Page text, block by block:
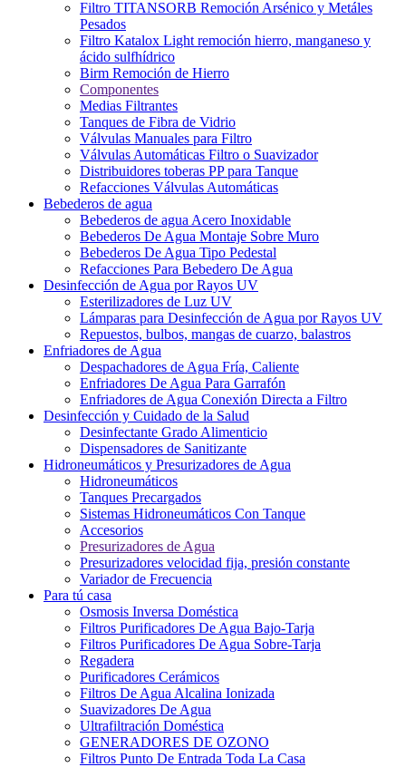
Filtro TITANSORB Remoción Arsénico y Metáles
Pesados
Filtro Katalox Light remoción hierro, manganeso y
ácido sulfhídrico
Birm Remoción de Hierro
Componentes
Medias Filtrantes
Tanques de Fibra de Vidrio
Válvulas Manuales para Filtro
Válvulas Automáticas Filtro o Suavizador
Distribuidores toberas PP para Tanque
Refacciones Válvulas Automáticas
Bebederos de agua
Bebederos de agua Acero Inoxidable
Bebederos De Agua Montaje Sobre Muro
Bebederos De Agua Tipo Pedestal
Refacciones Para Bebedero De Agua
Desinfección de Agua por Rayos UV
Esterilizadores de Luz UV
Lámparas para Desinfección de Agua por Rayos UV
Repuestos, bulbos, mangas de cuarzo, balastros
Enfriadores de Agua
Despachadores de Agua Fría, Caliente
Enfriadores De Agua Para Garrafón
Enfriadores de Agua Conexión Directa a Filtro
Desinfección y Cuidado de la Salud
Desinfectante Grado Alimenticio
Dispensadores de Sanitizante
Hidroneumáticos y Presurizadores de Agua
Hidroneumáticos
Tanques Precargados
Sistemas Hidroneumáticos Con Tanque
Accesorios
Presurizadores de Agua
Presurizadores velocidad fija, presión constante
Variador de Frecuencia
Para tú casa
Osmosis Inversa Doméstica
Filtros Purificadores De Agua Bajo-Tarja
Filtros Purificadores De Agua Sobre-Tarja
Regadera
Purificadores Cerámicos
Filtros De Agua Alcalina Ionizada
Suavizadores De Agua
Ultrafiltración Doméstica
GENERADORES DE OZONO
Filtros Punto De Entrada Toda La Casa